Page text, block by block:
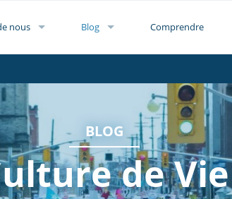
nous Blog Comprendre
BLOG
de Vie